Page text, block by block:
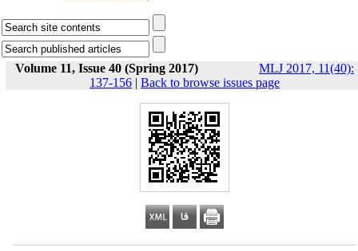
Volume 11, Issue 40 (Spring 2017)
MLJ 2017, 11(40):
137-156 | Back to browse issues page